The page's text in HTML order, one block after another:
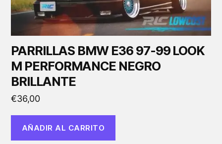
PARRILLAS BMW E36 97-99 LOOK
M PERFORMANCE NEGRO
BRILLANTE
€36,00
AÑADIR AL CARRITO